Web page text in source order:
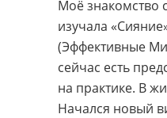
Моё знакомство
изучала
(Эффективные
сейчас есть
на практике. В
Начался новый